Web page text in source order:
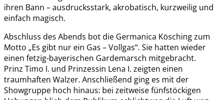
ihren Bann – ausdrucksstark, akrobatisch, kurzweilig und
einfach magisch.
Abschluss des Abends bot die Germanica Kösching zum
Motto „Es gibt nur ein Gas – Vollgas“. Sie hatten wieder
einen fetzig-bayerischen Gardemarsch mitgebracht.
Prinz Timo I. und Prinzessin Lena I. zeigten einen
traumhaften Walzer. Anschließend ging es mit der
Showgruppe hoch hinaus: bei zeitweise fünfstöckigen